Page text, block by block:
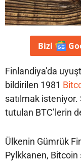
Bizi
Finlandiya’da
bildirilen 1981
satılmak isteniyor.
tutulan BTC’lerin
Ülkenin Gümrük
Pylkkanen, Bitcoin